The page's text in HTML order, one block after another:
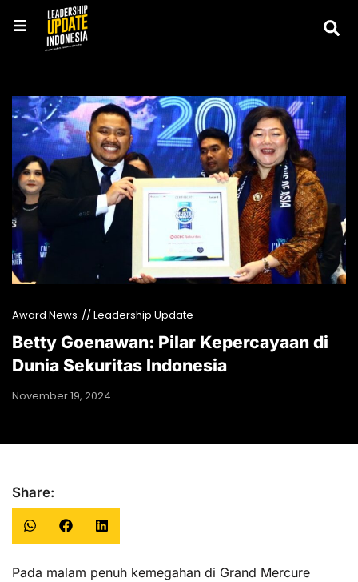
Award News // Leadership Update
Betty Goenawan: Pilar Kepercayaan di
Dunia Sekuritas Indonesia
November 19, 2024
Share:
Pada malam penuh kemegahan di Grand Mercure